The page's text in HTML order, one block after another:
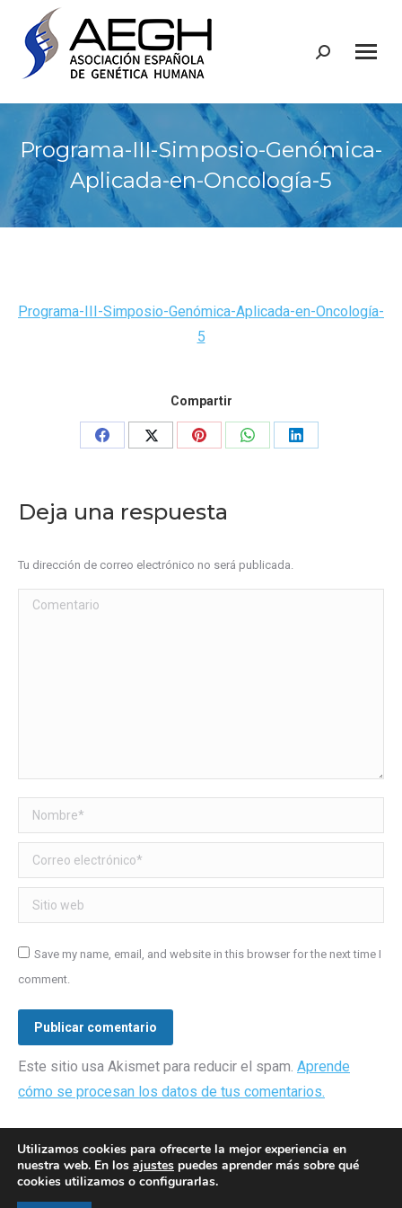
Buscar:
Programa-III-Simposio-Genómica-
Aplicada-en-Oncología-5
Programa-III-Simposio-Genómica-Aplicada-en-Oncología-
5
Compartir
Share
Share
Share
Share
Share
Deja una respuesta
Tu dirección de correo electrónico no será publicada.
Comentario
Nombre *
Correo electrónico *
Sitio web
Save my name, email, and website in this browser for the next time I
comment.
Publicar comentario
Este sitio usa Akismet para reducir el spam. Aprende
cómo se procesan los datos de tus comentarios.
Utilizamos cookies para ofrecerte la mejor experiencia en
nuestra web. En los ajustes puedes aprender más sobre qué
cookies utilizamos o configurarlas.